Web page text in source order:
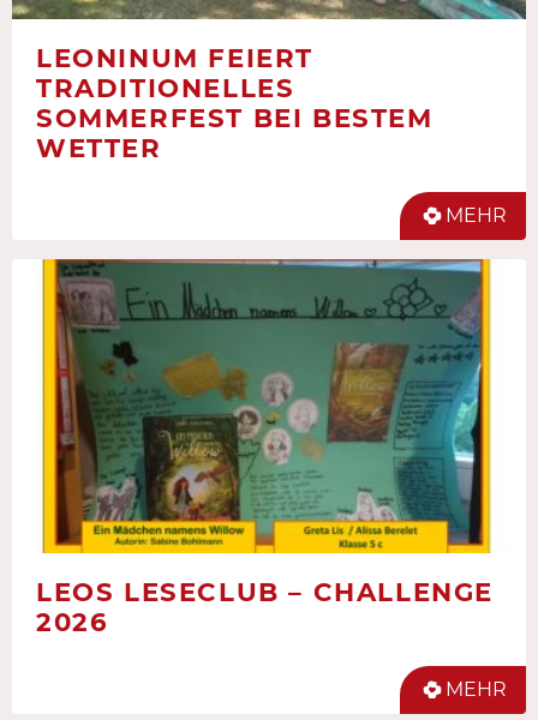
LEONINUM FEIERT
TRADITIONELLES
SOMMERFEST BEI BESTEM
WETTER
MEHR
LEOS LESECLUB – CHALLENGE
2026
MEHR